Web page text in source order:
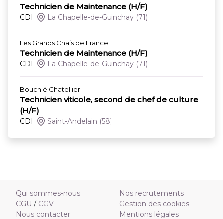
Technicien de Maintenance (H/F)
CDI La Chapelle-de-Guinchay (71)
Les Grands Chais de France
Technicien de Maintenance (H/F)
CDI La Chapelle-de-Guinchay (71)
Bouchié Chatellier
Technicien viticole, second de chef de culture
(H/F)
CDI Saint-Andelain (58)
Qui sommes-nous
CGU / CGV
Nous contacter
Nos recrutements
Gestion des cookies
Mentions légales